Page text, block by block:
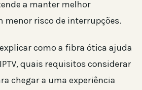
a manter melhor
menor risco de interrupções.
como a fibra ótica ajuda
quais requisitos considerar
chegar a uma experiência